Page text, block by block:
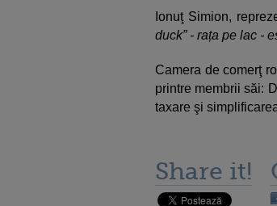
Ionuţ Simion,
duck” - rața pe lac -
Camera de comerţ
printre membrii săi:
taxare şi
Share it!